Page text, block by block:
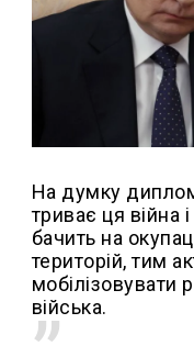
На думку
триває ця війна
бачить на
територій, тим
мобілізовувати
війська.